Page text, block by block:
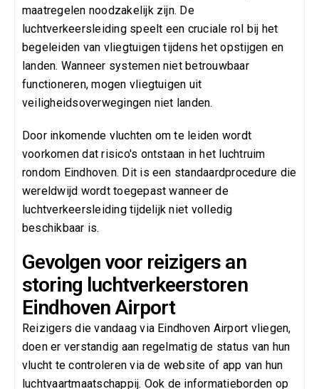
maatregelen noodzakelijk zijn. De
luchtverkeersleiding speelt een cruciale rol bij het
begeleiden van vliegtuigen tijdens het opstijgen en
landen. Wanneer systemen niet betrouwbaar
functioneren, mogen vliegtuigen uit
veiligheidsoverwegingen niet landen.
Door inkomende vluchten om te leiden wordt
voorkomen dat risico's ontstaan in het luchtruim
rondom Eindhoven. Dit is een standaardprocedure die
wereldwijd wordt toegepast wanneer de
luchtverkeersleiding tijdelijk niet volledig
beschikbaar is.
Gevolgen voor reizigers an
storing luchtverkeerstoren
Eindhoven Airport
Reizigers die vandaag via Eindhoven Airport vliegen,
doen er verstandig aan regelmatig de status van hun
vlucht te controleren via de website of app van hun
luchtvaartmaatschappij. Ook de informatieborden op